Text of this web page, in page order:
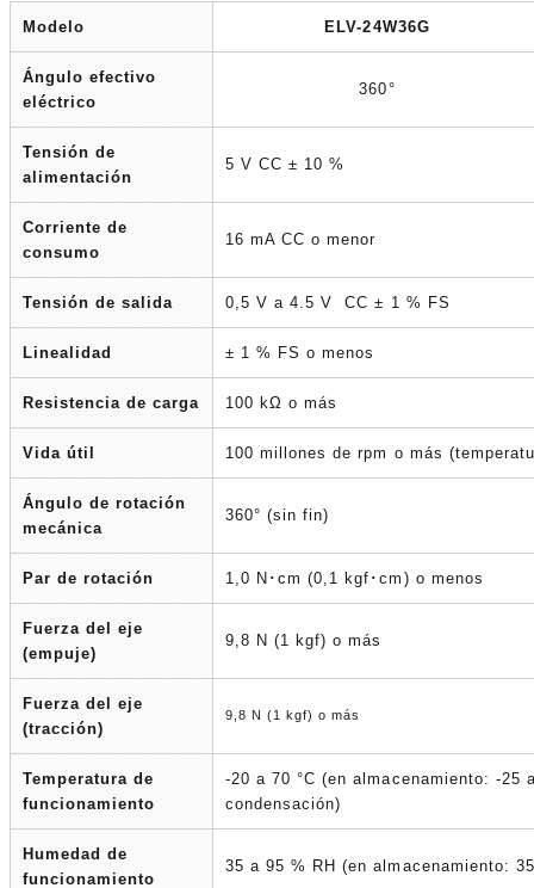
Modelo ELV-24W36G
Ángulo efectivo
eléctrico
360°
Tensión de
alimentación
5 V CC ± 10 %
Corriente de
consumo
16 mA CC o menor
Tensión de salida 0,5 V a 4.5 V CC ± 1 % FS
Linealidad ± 1 % FS o menos
Resistencia de carga 100 kΩ o más
Vida útil 100 millones de rpm o más
Ángulo de rotación
mecánica
360° (sin fin)
Par de rotación 1,0 N･cm (0,1 kgf･cm) o menos
Fuerza del eje
(empuje)
9,8 N (1 kgf) o más
Fuerza del eje
(tracción)
9,8 N (1 kgf) o más
Temperatura de
funcionamiento
-20 a 70 °C (en almacenamiento: -25
condensación)
Humedad de
funcionamiento
35 a 95 % RH (en almacenamiento: